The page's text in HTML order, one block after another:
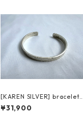
[KAREN SILVER]
3 カレンシルバー ブレスレ
ット
¥31,900